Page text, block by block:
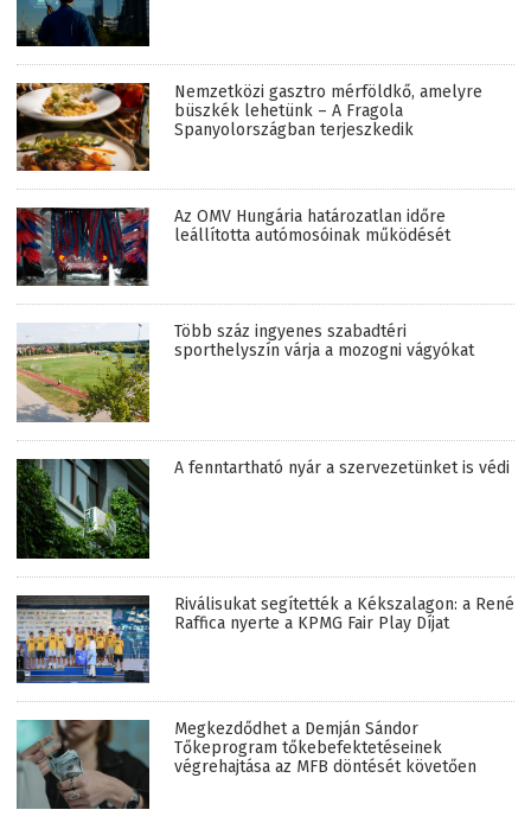
Nemzetközi gasztro mérföldkő, amelyre
büszkék lehetünk – A Fragola
Spanyolországban terjeszkedik
Az OMV Hungária határozatlan időre
leállította autómosóinak működését
Több száz ingyenes szabadtéri
sporthelyszín várja a mozogni vágyókat
A fenntartható nyár a szervezetünket is védi
Riválisukat segítették a Kékszalagon: a René
Raffica nyerte a KPMG Fair Play Díjat
Megkezdődhet a Demján Sándor
Tőkeprogram tőkebefektetéseinek
végrehajtása az MFB döntését követően